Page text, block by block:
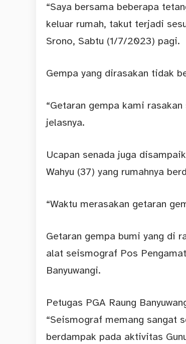
“Saya bersama beberapa
keluar rumah, takut terjadi
Srono, Sabtu (1/7/2023) pagi.
Gempa yang dirasakan tidak
“Getaran gempa kami
jelasnya.
Ucapan senada juga
Wahyu (37) yang rumahnya
“Waktu merasakan getaran
Getaran gempa bumi yang di
alat seismograf Pos
Banyuwangi.
Petugas PGA Raung
“Seismograf memang sangat
berdampak pada aktivitas